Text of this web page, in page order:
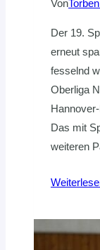
Von
Der 19.
erneut
fesselnd
Oberliga
Das mit
weiteren